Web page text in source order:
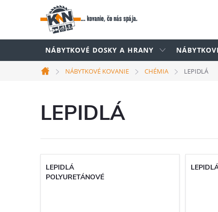
NÁBYTKOVÉ DOSKY A HRANY
Domov
NÁBYTKOVÉ KOVANIE CHÉMIA LEPIDLÁ
LEPIDLÁ
LEPIDLÁ
POLYURETÁNOVÉ